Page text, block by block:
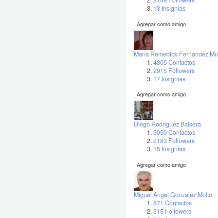
13 Insignias
Agregar como amigo
María Remedios Fernández
4805 Contactos
2915 Followers
17 Insignias
Agregar como amigo
Diego Rodríguez Balsera
3059 Contactos
2183 Followers
15 Insignias
Agregar como amigo
Miguel Angel Gonzalez Molto
871 Contactos
315 Followers